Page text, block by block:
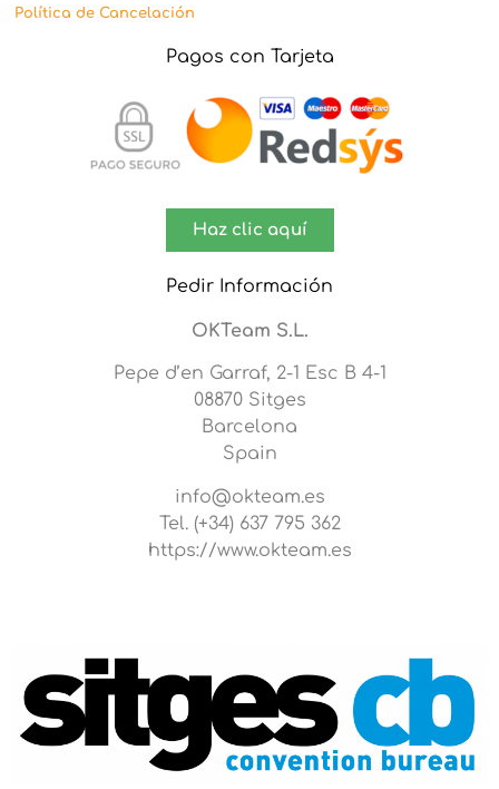
Política de Cancelación
Pagos con Tarjeta
Haz clic aquí
Pedir Información
OKTeam S.L.
Pepe d’en Garraf, 2-1 Esc B 4-1
08870 Sitges
Barcelona
Spain
info@okteam.es
Tel. (+34) 637 795 362
https://www.okteam.es